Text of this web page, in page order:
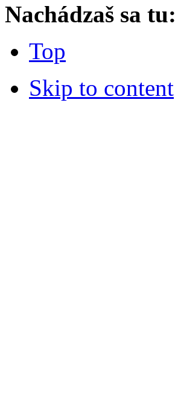
Nachádzaš sa tu:
Top
Skip to content